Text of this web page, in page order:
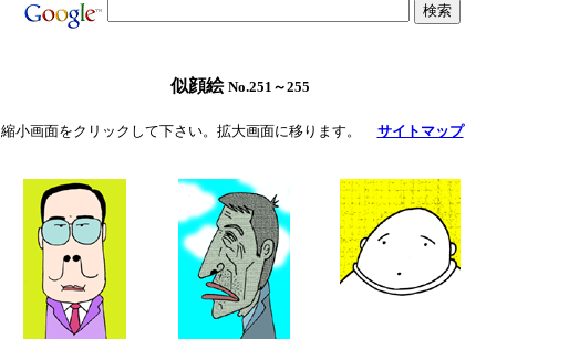
似顔絵 No.251～255
縮小画面をクリックして下さい。拡大画面に移ります。 サイトマップ